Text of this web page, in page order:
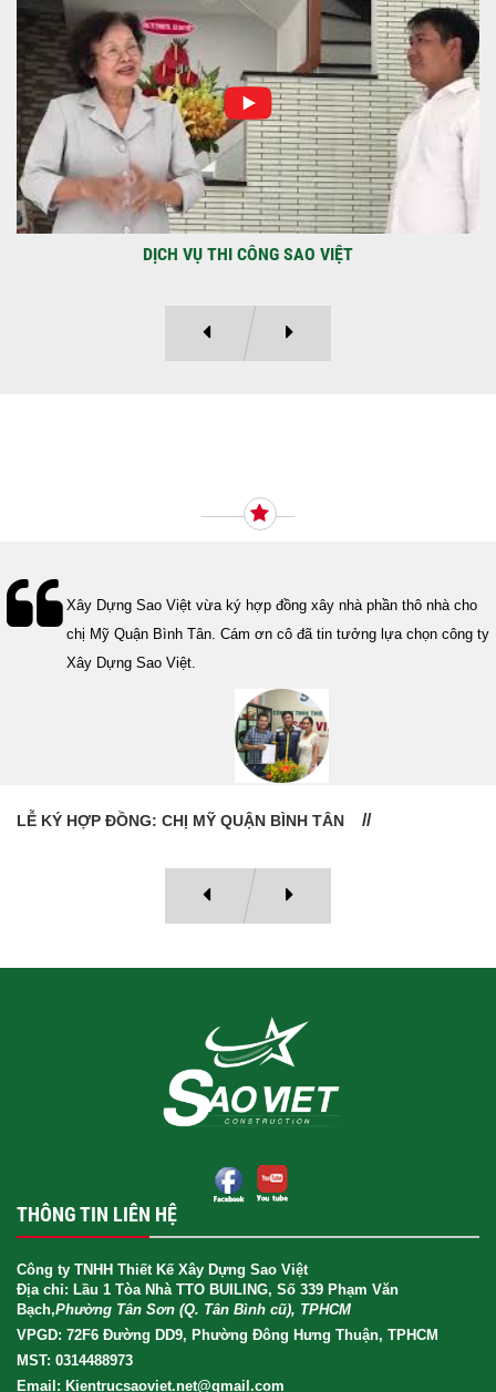
TẠI PHƯỜNG AN LẠC
Địa điểm: Đường Lâm Hoành, phường An
LạcGia chủ: Anh Kỳ Xây Dựng Sao Việt chính
thức hoàn tất và...
DỰ ÁN BAO GỒM TRỆT, 3 LẦU VÀ SÂN THƯỢNG ANH THANH
Lễ bàn giao nhà cho gia đình Cô Vân quận 11. Cám ơn anh Tính
đã tin tưởng, lựa chọn công ty Xây Dựng Sao Việt.
LỄ BÀN GIAO NHÀ: CÔ VÂN QUẬN 11
THÔNG TIN LIÊN HỆ
Công ty TNHH Thiết Kế Xây Dựng Sao Việt
Địa chỉ: Lầu 1 Tòa Nhà TTO BUILING, Số 339 Phạm Văn
Bạch,Phường Tân Sơn (Q. Tân Bình cũ), TPHCM
VPGD: 72F6 Đường DD9, Phường Đông Hưng Thuận, TPHCM
MST: 0314488973
Email: Kientrucsaoviet.net@gmail.com